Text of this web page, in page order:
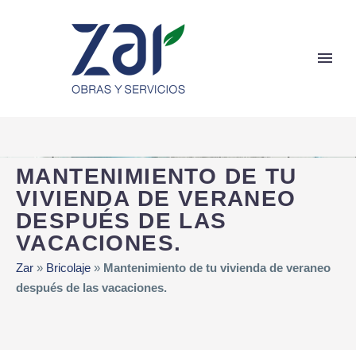
MANTENIMIENTO DE TU
VIVIENDA DE VERANEO
DESPUÉS DE LAS
VACACIONES.
Zar » Bricolaje » Mantenimiento de tu vivienda de veraneo
después de las vacaciones.